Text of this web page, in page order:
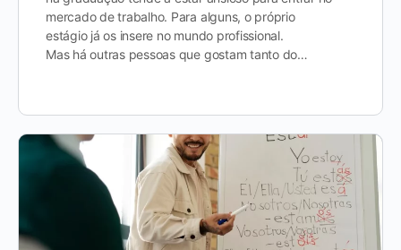
mercado de trabalho. Para alguns, o próprio
estágio já os insere no mundo profissional.
Mas há outras pessoas que gostam tanto do…